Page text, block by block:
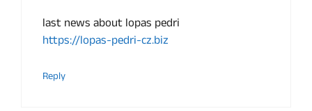
last news about lopas pedri
https://lopas-pedri-cz.biz
Reply